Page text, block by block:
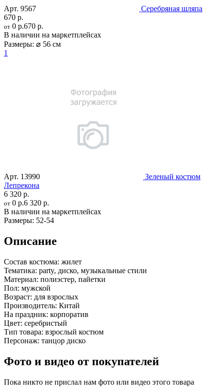
Арт. 9567
Серебряная шляпа
670 р.
от 0 р.670 р.
В наличии на маркетплейсах
Размеры: ⌀ 56 см
1
Арт. 13990
Зеленый костюм
Лепрекона
6 320 р.
от 0 р.6 320 р.
В наличии на маркетплейсах
Размеры: 52-54
Описание
Состав костюма: жилет
Тематика: party, диско, музыкальные стили
Материал: полиэстер, пайетки
Пол: мужской
Возраст: для взрослых
Производитель: Китай
На праздник: корпоратив
Цвет: серебристый
Тип товара: взрослый костюм
Персонаж: танцор диско
Фото и видео от покупателей
Пока никто не прислал нам фото или видео этого товара